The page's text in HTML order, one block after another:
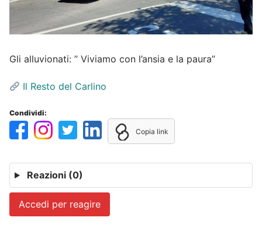
Gli alluvionati: ” Viviamo con l’ansia e la paura”
Il Resto del Carlino
Condividi:
Copia link
Reazioni (0)
Accedi per reagire